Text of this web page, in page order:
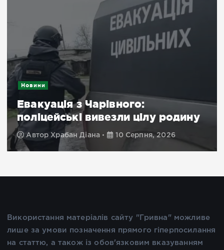
Новини
Евакуація з Чарівного:
поліцейські вивезли цілу родину
Автор Храбан Діана 10 Серпня, 2026
Використання матеріалів сайту "Гривна" можливе
лише за умови позначення прямого гіперпосилання
на статтю, а також із обов'язковим вказуванням